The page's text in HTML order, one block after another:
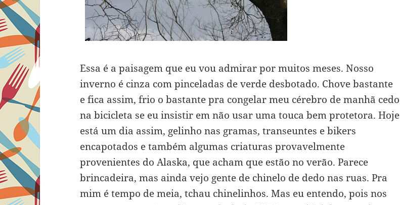
Essa é a paisagem que eu vou admirar por muitos meses. Nosso
inverno é cinza com pinceladas de verde desbotado. Chove bastante
e fica assim, frio o bastante pra congelar meu cérebro de manhã cedo
na bicicleta se eu insistir em não usar uma touca bem protetora. Hoje
está um dia assim, gelinho nas gramas, transeuntes e bikers
encapotados e também algumas criaturas provavelmente
provenientes do Alaska, que acham que estão no verão. Parece
brincadeira, mas ainda vejo gente de chinelo de dedo nas ruas. Pra
mim é tempo de meia, tchau chinelinhos. Mas eu entendo, pois nos